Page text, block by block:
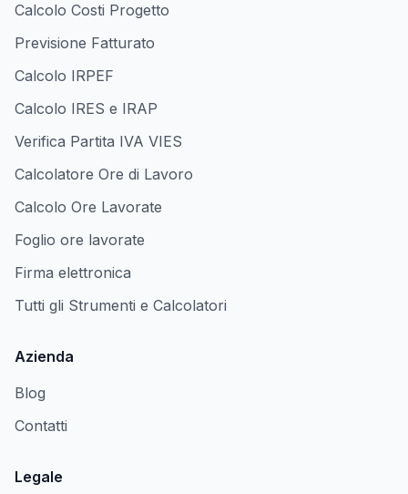
Calcolo Costi Progetto
Previsione Fatturato
Calcolo IRPEF
Calcolo IRES e IRAP
Verifica Partita IVA VIES
Calcolatore Ore di Lavoro
Calcolo Ore Lavorate
Foglio ore lavorate
Firma elettronica
Tutti gli Strumenti e Calcolatori
Azienda
Blog
Contatti
Legale